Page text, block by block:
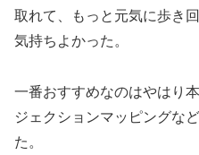
取れて、もっと元気に歩き
気持ちよかった。
一番おすすめなのはやはり
ジェクションマッピングな
た。